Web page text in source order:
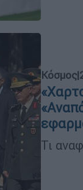
Κόσμος|
Τι